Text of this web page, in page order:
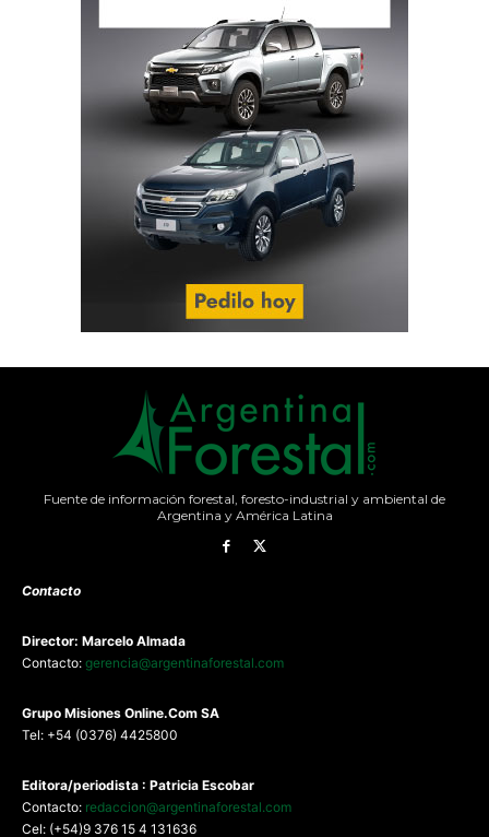
Fuente de información forestal, foresto-industrial y ambiental de
Argentina y América Latina
Contacto
Director: Marcelo Almada
Contacto: gerencia@argentinaforestal.com
Grupo Misiones Online.Com SA
Tel: +54 (0376) 4425800
Editora/periodista : Patricia Escobar
Contacto: redaccion@argentinaforestal.com
Cel: (+54)9 376 15 4 131636